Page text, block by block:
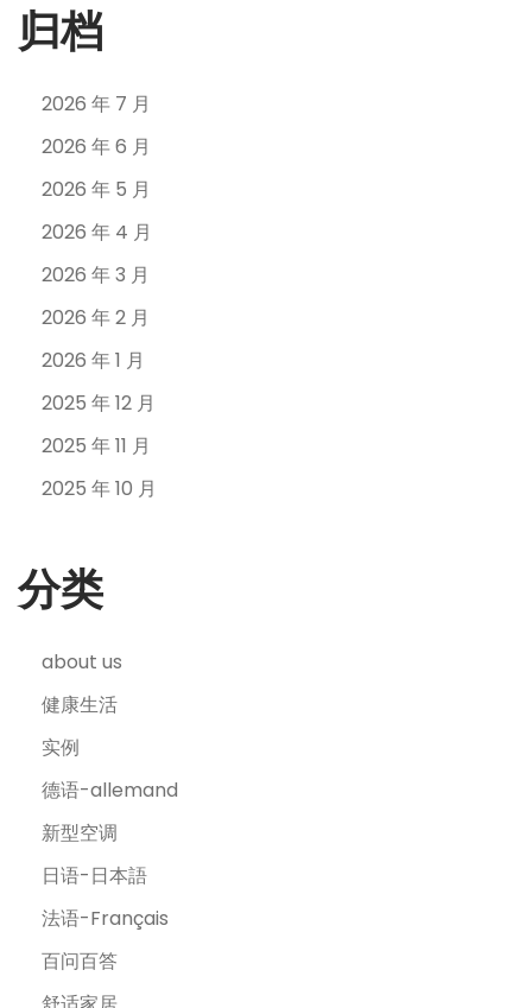
归档
2026 年 7 月
2026 年 6 月
2026 年 5 月
2026 年 4 月
2026 年 3 月
2026 年 2 月
2026 年 1 月
2025 年 12 月
2025 年 11 月
2025 年 10 月
分类
about us
健康生活
实例
德语-allemand
新型空调
日语-日本語
法语-Français
百问百答